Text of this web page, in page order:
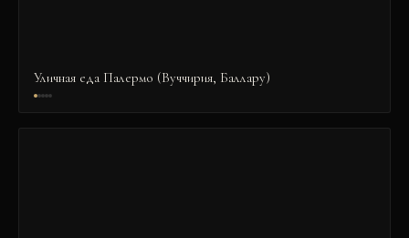
Уличная еда Палермо (Вуччирия, Баллару)